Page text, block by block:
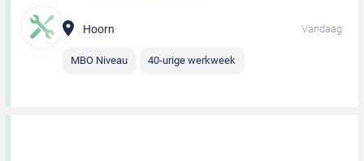
Hoorn Vandaag
MBO Niveau 40-urige werkweek